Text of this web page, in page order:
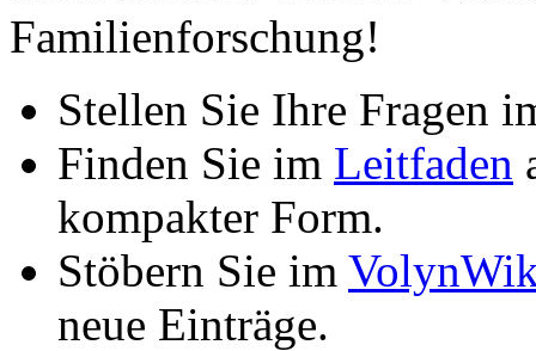
Familienforschung!
Stellen Sie Ihre Fragen
Finden Sie im Leitfaden
kompakter Form.
Stöbern Sie im
neue Einträge.